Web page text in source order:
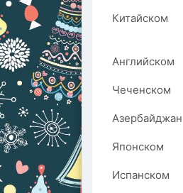
Китайском
Английском
Чеченском
Азербайджан
Японском
Испанском